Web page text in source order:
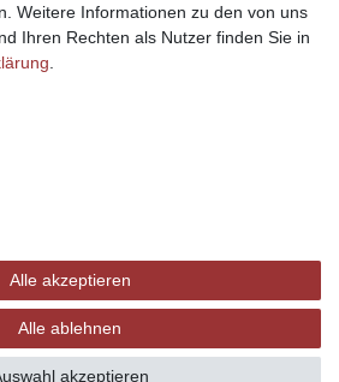
Weitere Informationen zu den von uns
Ihren Rechten als Nutzer finden Sie in
Alle akzeptieren
Alle ablehnen
akzeptieren